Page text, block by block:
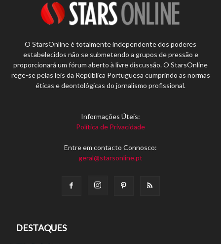
O StarsOnline é totalmente independente dos poderes
estabelecidos não se submetendo a grupos de pressão e
proporcionará um fórum aberto à livre discussão. O StarsOnline
rege-se pelas leis da República Portuguesa cumprindo as normas
éticas e deontológicas do jornalismo profissional.
Informações Úteis:
Política de Privacidade
Entre em contacto Connosco:
geral@starsonline.pt
DESTAQUES